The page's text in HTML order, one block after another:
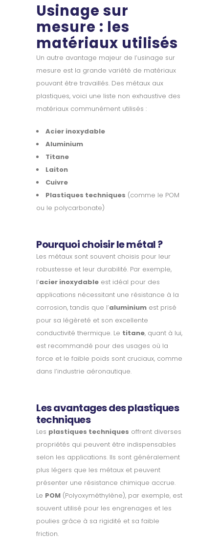
Usinage sur
mesure : les
matériaux utilisés
Un autre avantage majeur de l’usinage sur
mesure est la grande variété de matériaux
pouvant être travaillés. Des métaux aux
plastiques, voici une liste non exhaustive des
matériaux communément utilisés :
Acier inoxydable
Aluminium
Titane
Laiton
Cuivre
Plastiques techniques (comme le POM
ou le polycarbonate)
Pourquoi choisir le métal ?
Les métaux sont souvent choisis pour leur
robustesse et leur durabilité. Par exemple,
l’acier inoxydable est idéal pour des
applications nécessitant une résistance à la
corrosion, tandis que l’aluminium est prisé
pour sa légèreté et son excellente
conductivité thermique. Le titane, quant à lui,
est recommandé pour des usages où la
force et le faible poids sont cruciaux, comme
dans l’industrie aéronautique.
Les avantages des plastiques
techniques
Les plastiques techniques offrent diverses
propriétés qui peuvent être indispensables
selon les applications. Ils sont généralement
plus légers que les métaux et peuvent
présenter une résistance chimique accrue.
Le POM (Polyoxyméthylène), par exemple, est
souvent utilisé pour les engrenages et les
poulies grâce à sa rigidité et sa faible
friction.